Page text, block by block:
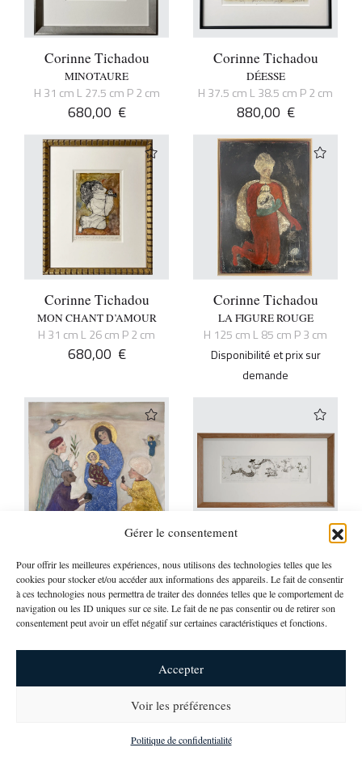
Gérer le consentement
Pour offrir les meilleures expériences, nous utilisons des technologies telles que les
cookies pour stocker et/ou accéder aux informations des appareils. Le fait de consentir
à ces technologies nous permettra de traiter des données telles que le comportement de
navigation ou les ID uniques sur ce site. Le fait de ne pas consentir ou de retirer son
consentement peut avoir un effet négatif sur certaines caractéristiques et fonctions.
Accepter
Voir les préférences
Politique de confidentialité
Corinne Tichadou
MINOTAURE
H 31 cm L 27.5 cm P 2 cm
680,00 €
Corinne Tichadou
DÉESSE
H 37.5 cm L 38.5 cm P 2 cm
880,00 €
Corinne Tichadou
MON CHANT D’AMOUR
H 31 cm L 26 cm P 2 cm
680,00 €
Corinne Tichadou
LA FIGURE ROUGE
H 125 cm L 85 cm P 3 cm
Disponibilité et prix sur
demande
Corinne Tichadou
NATIVITÉ AUX ROIS MAGES
H 120 cm L 120 cm P 3 cm
Disponibilité et prix sur
Corinne Tichadou
LE JARDIN DES INNOCENTS
H 24.5 cm L 46 cm P 2 cm
700,00€